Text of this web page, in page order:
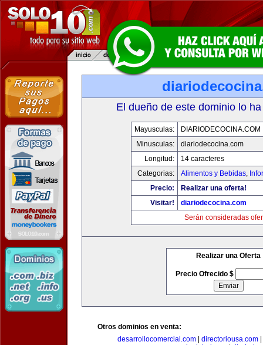
El dueño de este dominio lo
Mayusculas:
DIARIODECOCINA.COM
Minusculas:
diariodecocina.com
Longitud:
14 caracteres
Categorias:
Alimentos y Bebidas,
Precio:
Realizar una oferta!
Visitar!
diariodecocina.com
Serán consideradas
Realizar una Oferta
Precio Ofrecido $
Otros dominios en venta:
desarrollocomercial.com
directoriousa.com